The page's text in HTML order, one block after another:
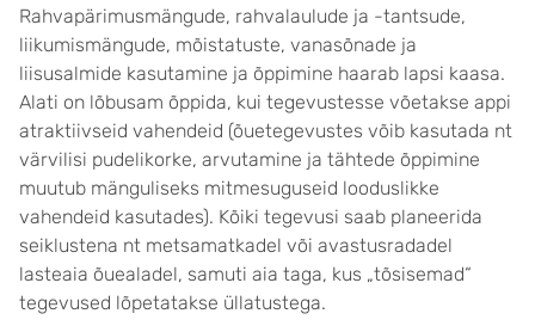
Rahvapärimusmängude, rahvalaulude ja -tantsude,
liikumismängude, mõistatuste, vanasõnade ja
liisusalmide kasutamine ja õppimine haarab lapsi kaasa.
Alati on lõbusam õppida, kui tegevustesse võetakse appi
atraktiivseid vahendeid (õuetegevustes võib kasutada nt
värvilisi pudelikorke, arvutamine ja tähtede õppimine
muutub mänguliseks mitmesuguseid looduslikke
vahendeid kasutades). Kõiki tegevusi saab planeerida
seiklustena nt metsamatkadel või avastusradadel
lasteaia õuealadel, samuti aia taga, kus „tõsisemad“
tegevused lõpetatakse üllatustega.